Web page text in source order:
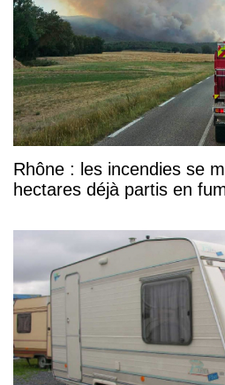
Rhône : les incendies se
hectares déjà partis en